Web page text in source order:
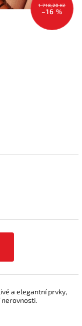
1 718,20 Kč
–16 %
a elegantní prvky,